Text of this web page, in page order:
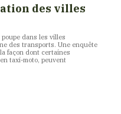
des villes
dans les villes
des transports. Une enquête
façon dont certaines
taxi-moto, peuvent